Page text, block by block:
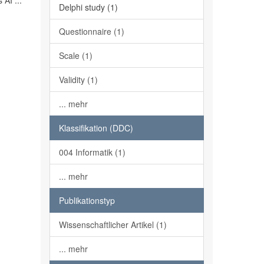
Delphi study (1)
Questionnaire (1)
Scale (1)
Validity (1)
... mehr
Klassifikation (DDC)
004 Informatik (1)
... mehr
Publikationstyp
Wissenschaftlicher Artikel (1)
... mehr